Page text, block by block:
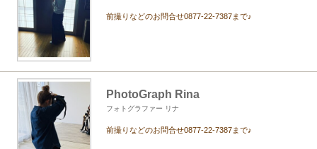
前撮りなどのお問合せ0877-22-7387まで♪
PhotoGraph Rina
フォトグラファー リナ
前撮りなどのお問合せ0877-22-7387まで♪